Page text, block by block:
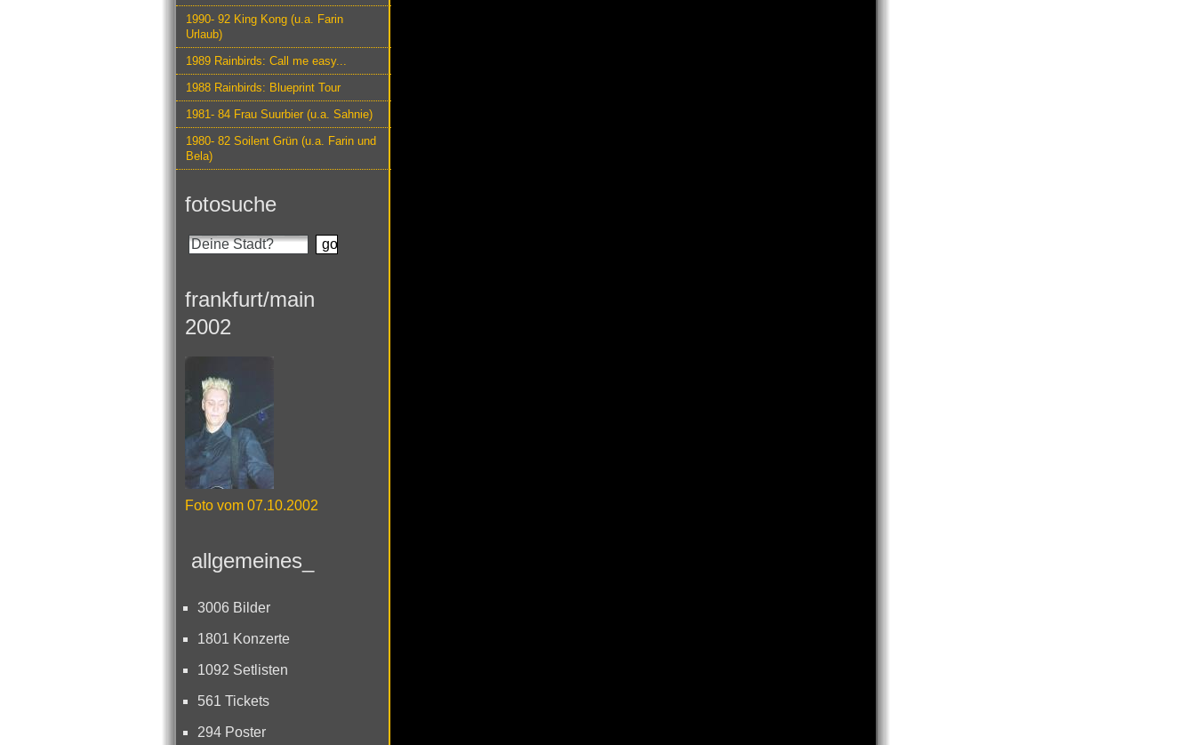
1990- 92 King Kong (u.a. Farin
Urlaub)
1989 Rainbirds: Call me easy...
1988 Rainbirds: Blueprint Tour
1981- 84 Frau Suurbier (u.a. Sahnie)
1980- 82 Soilent Grün (u.a. Farin und
Bela)
fotosuche
frankfurt/main
2002
Foto vom 07.10.2002
allgemeines_
3006 Bilder
1801 Konzerte
1092 Setlisten
561 Tickets
294 Poster